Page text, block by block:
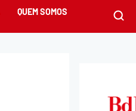
QUEM SOMOS